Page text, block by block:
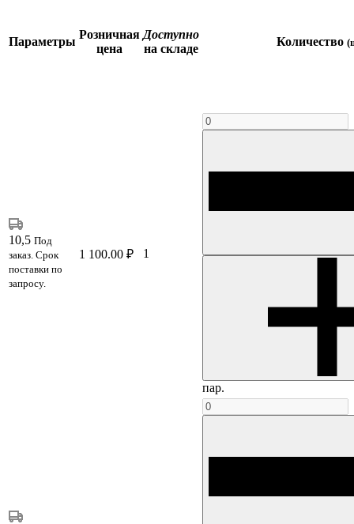
Параметры
Розничная
цена
Доступно
на складе
Количество
10,5 Под
заказ. Срок
поставки по
запросу.
1 100.00 ₽ 1
пар.